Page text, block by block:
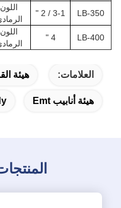
LB-350
3-1 / 2 "
اللون
LB-400
4 "
اللون
العلامات: هيئة
هيئة أنابيب Emt